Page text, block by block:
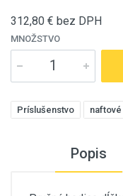
312,80 € bez DPH
MNOŽSTVO
Príslušenstvo
Popis